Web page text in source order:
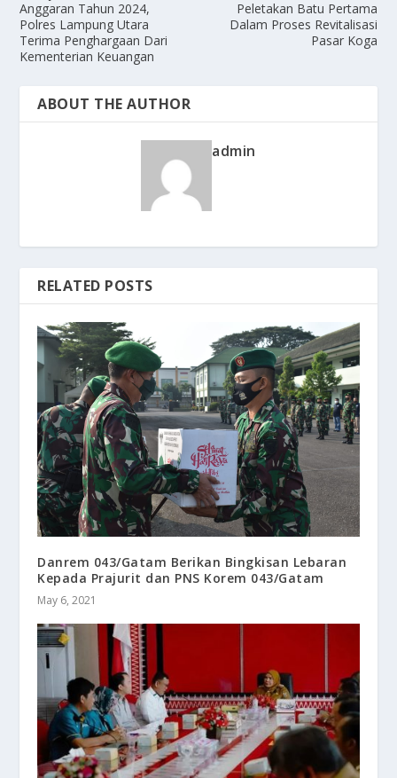
Anggaran Tahun 2024,
Polres Lampung Utara
Terima Penghargaan Dari
Kementerian Keuangan
Peletakan Batu Pertama
Dalam Proses Revitalisasi
Pasar Koga
ABOUT THE AUTHOR
admin
RELATED POSTS
Danrem 043/Gatam Berikan Bingkisan Lebaran
Kepada Prajurit dan PNS Korem 043/Gatam
May 6, 2021